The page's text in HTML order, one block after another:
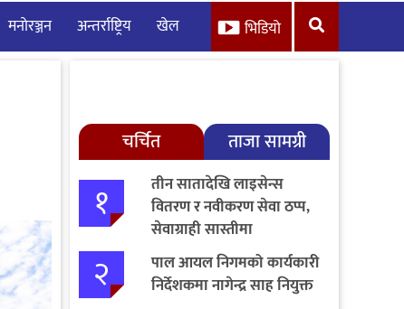
मनाेरञ्जन अन्तर्राष्ट्रिय खेल भिडियो
चर्चित ताजा सामग्री
१
तीन सातादेखि लाइसेन्स
वितरण र नवीकरण सेवा ठप्प,
सेवाग्राही सास्तीमा
२
पाल आयल निगमको कार्यकारी
निर्देशकमा नागेन्द्र साह नियुक्त